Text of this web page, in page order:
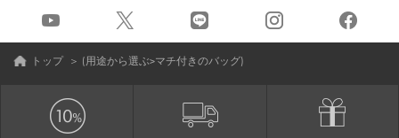
トップ ＞ (用途から選ぶ>マチ付きのバッグ)